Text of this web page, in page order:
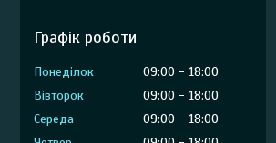
Графік роботи
Понеділок 09:00
18:00
Вівторок
09:00
18:00
Середа
09:00
18:00